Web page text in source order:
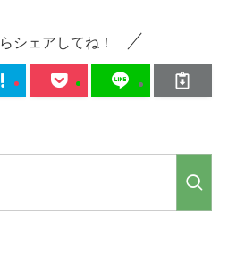
シェアしてね！